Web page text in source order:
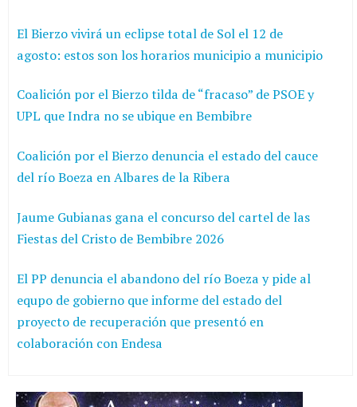
El Bierzo vivirá un eclipse total de Sol el 12 de
agosto: estos son los horarios municipio a municipio
Coalición por el Bierzo tilda de “fracaso” de PSOE y
UPL que Indra no se ubique en Bembibre
Coalición por el Bierzo denuncia el estado del cauce
del río Boeza en Albares de la Ribera
Jaume Gubianas gana el concurso del cartel de las
Fiestas del Cristo de Bembibre 2026
El PP denuncia el abandono del río Boeza y pide al
equpo de gobierno que informe del estado del
proyecto de recuperación que presentó en
colaboración con Endesa